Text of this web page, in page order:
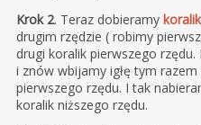
Krok 2. Teraz dobieramy koralik
drugim rzędzie ( robimy
drugi koralik pierwszego
i znów wbijamy igłę tym
pierwszego rzędu. I tak
koralik niższego rzędu.